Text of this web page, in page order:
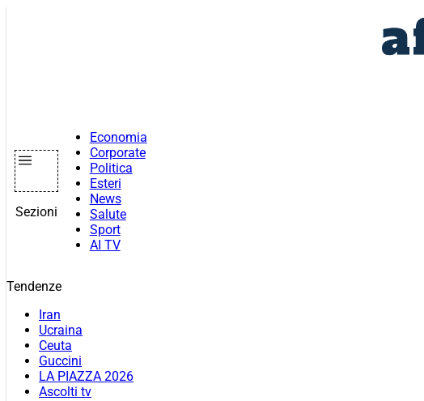
Sezioni
Economia
Corporate
Politica
Esteri
News
Salute
Sport
AI TV
Tendenze
Iran
Ucraina
Ceuta
Guccini
LA PIAZZA 2026
Ascolti tv